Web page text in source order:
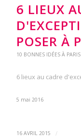
6 LIEUX
POSER À
10 BONNES IDÉES À
6 lieux au cadre
5 mai 2016
16 AVRIL 2015 /